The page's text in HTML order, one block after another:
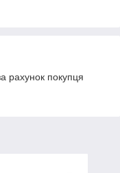
рахунок покупця